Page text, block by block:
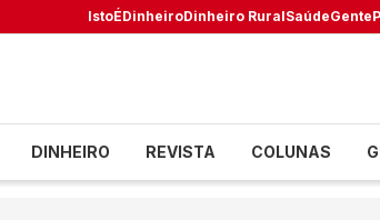
IstoÉDinheiroDinheiro RuralSaúdeGente
DINHEIRO REVISTA COLUNAS